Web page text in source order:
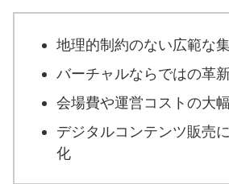
地理的制約のない広範な
バーチャルならではの革
会場費や運営コストの大
デジタルコンテンツ販売
化